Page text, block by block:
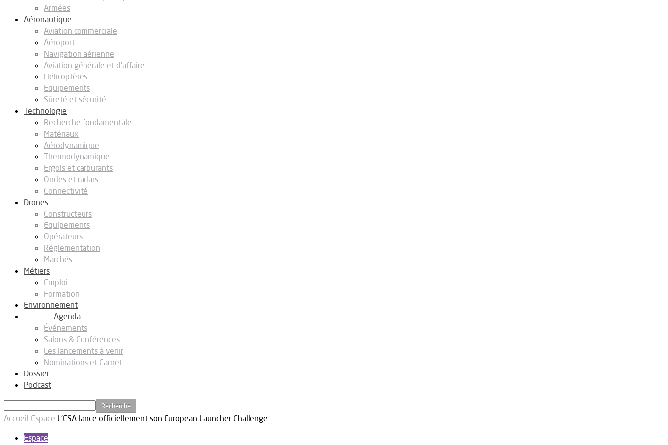
Armées
Aéronautique
Aviation commerciale
Aéroport
Navigation aérienne
Aviation générale et d’affaire
Hélicoptères
Equipements
Sûreté et sécurité
Technologie
Recherche fondamentale
Matériaux
Aérodynamique
Thermodynamique
Ergols et carburants
Ondes et radars
Connectivité
Drones
Constructeurs
Equipements
Opérateurs
Réglementation
Marchés
Métiers
Emploi
Formation
Environnement
Agenda
Événements
Salons & Conférences
Les lancements à venir
Nominations et Carnet
Dossier
Podcast
Accueil Espace L’ESA lance officiellement son European Launcher Challenge
Espace